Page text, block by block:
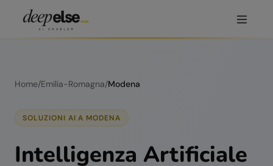
Home/Emilia-Romagna/Modena
SOLUZIONI AI A MODENA
Intelligenza Artificiale